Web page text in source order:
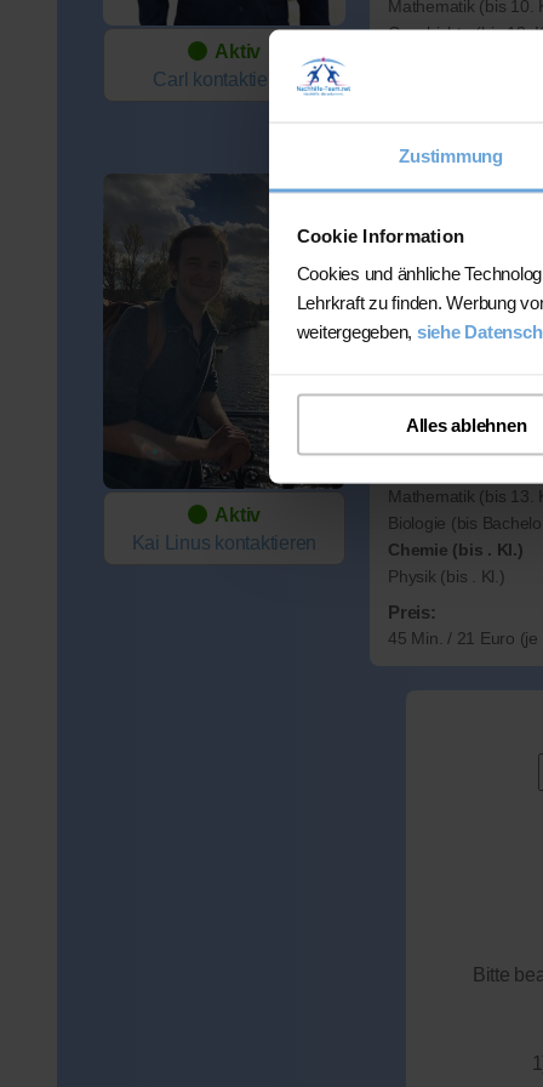
Zustimmung
Cookie Information
Cookies und änhliche
Lehrkraft zu finden. Werbung
weitergegeben, siehe
Alles ablehnen
Aktiv
Carl kontaktieren
Mathematik (bis 10.
Geschichte (bis 13.
Aktiv
Kai Linus kontaktieren
06116 Halle (Saale)
Spricht:
Sonntags ganztägig
Mathematik (bis 13.
Biologie (bis
Chemie (bis . Kl.)
Physik (bis . Kl.)
Preis:
45 Min. / 21 Euro (je
Bitte